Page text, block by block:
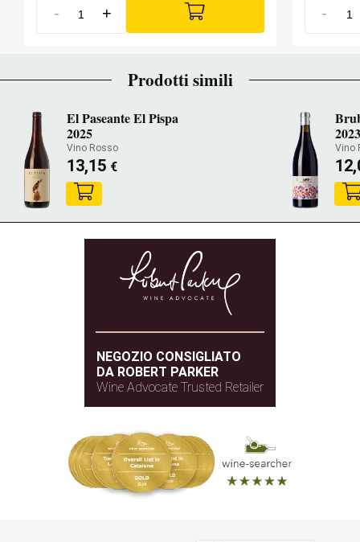
- + -
Prodotti simili
El Paseante El Pispa
2025
Vino Rosso
13,15 €
Vino
NEGOZIO CONSIGLIATO
DA ROBERT PARKER
Wine Advocate Trusted Retailer